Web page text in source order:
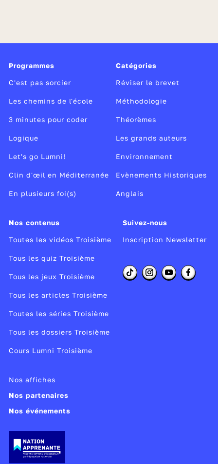
Programmes
C'est pas sorcier
Les chemins de l'école
3 minutes pour coder
Logique
Let's go Lumni!
Clin d'œil en Méditerranée
En plusieurs foi(s)
Catégories
Réviser le brevet
Méthodologie
Théorèmes
Les grands auteurs
Environnement
Evènements Historiques
Anglais
Nos contenus
Toutes les vidéos Troisième
Tous les quiz Troisième
Tous les jeux Troisième
Tous les articles Troisième
Toutes les séries Troisième
Tous les dossiers Troisième
Cours Lumni Troisième
Suivez-nous
Inscription Newsletter
Nos affiches
Nos partenaires
Nos événements